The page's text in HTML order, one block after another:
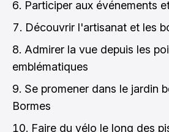
Participer aux événements
Découvrir l'artisanat et les
Admirer la vue depuis les
emblématiques
Se promener dans le jardin
Bormes
Faire du vélo le long des